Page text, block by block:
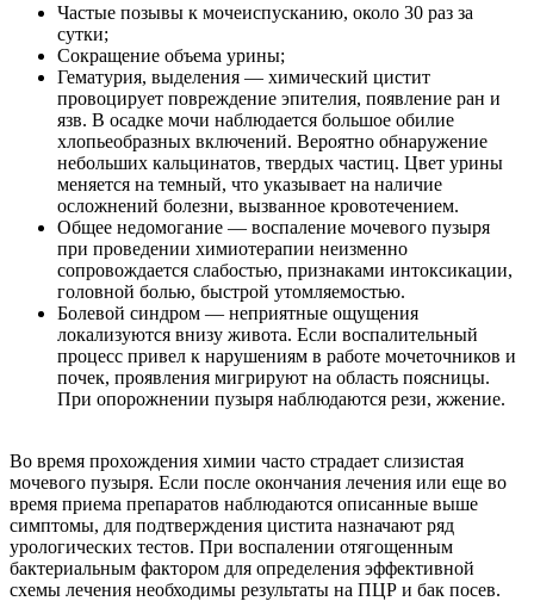
Частые позывы к мочеиспусканию, около 30 раз за
сутки;
Сокращение объема урины;
Гематурия, выделения — химический цистит
провоцирует повреждение эпителия, появление ран и
язв. В осадке мочи наблюдается большое обилие
хлопьеобразных включений. Вероятно обнаружение
небольших кальцинатов, твердых частиц. Цвет урины
меняется на темный, что указывает на наличие
осложнений болезни, вызванное кровотечением.
Общее недомогание — воспаление мочевого пузыря
при проведении химиотерапии неизменно
сопровождается слабостью, признаками интоксикации,
головной болью, быстрой утомляемостью.
Болевой синдром — неприятные ощущения
локализуются внизу живота. Если воспалительный
процесс привел к нарушениям в работе мочеточников и
почек, проявления мигрируют на область поясницы.
При опорожнении пузыря наблюдаются рези, жжение.
Во время прохождения химии часто страдает слизистая
мочевого пузыря. Если после окончания лечения или еще во
время приема препаратов наблюдаются описанные выше
симптомы, для подтверждения цистита назначают ряд
урологических тестов. При воспалении отягощенным
бактериальным фактором для определения эффективной
схемы лечения необходимы результаты на ПЦР и бак посев.